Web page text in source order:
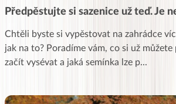
Předpěstujte si sazenice už teď. Je
Chtěli byste si vypěstovat na zahrádce
jak na to? Poradíme vám, co si už
začít vysévat a jaká semínka lze p...